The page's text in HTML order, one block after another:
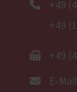
+49
+49
+49
E-